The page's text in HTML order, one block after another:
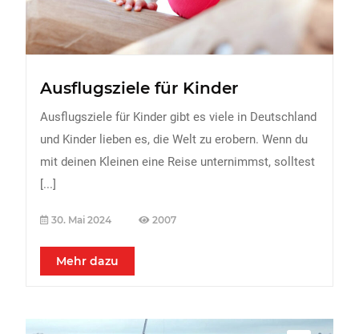
Ausflugsziele für Kinder
Ausflugsziele für Kinder gibt es viele in Deutschland
und Kinder lieben es, die Welt zu erobern. Wenn du
mit deinen Kleinen eine Reise unternimmst, solltest
[...]
30. Mai 2024 2007
Mehr dazu